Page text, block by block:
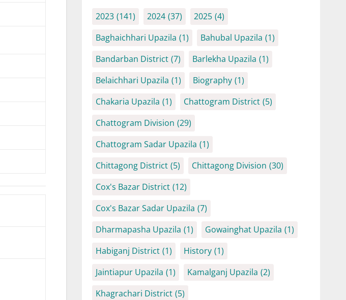
2023 (141) 2024 (37) 2025 (4)
Baghaichhari Upazila (1) Bahubal Upazila (1)
Bandarban District (7) Barlekha Upazila (1)
Belaichhari Upazila (1) Biography (1)
Chakaria Upazila (1) Chattogram District (5)
Chattogram Division (29)
Chattogram Sadar Upazila (1)
Chittagong District (5) Chittagong Division (30)
Cox's Bazar District (12)
Cox's Bazar Sadar Upazila (7)
Dharmapasha Upazila (1) Gowainghat Upazila (1)
Habiganj District (1) History (1)
Jaintiapur Upazila (1) Kamalganj Upazila (2)
Khagrachari District (5)